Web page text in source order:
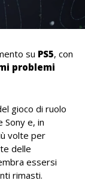
su PS5, con
problemi
gioco di ruolo
Sony e, in
volte per
delle
essersi
rimasti.